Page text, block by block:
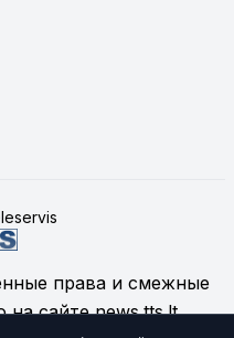
права и смежные
сайте news.tts.lt